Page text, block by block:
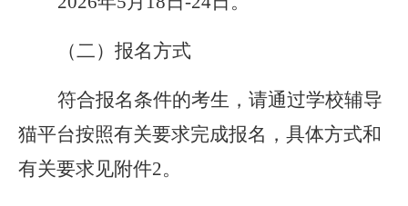
（二）报名方式
符合报名条件的考生，请通过学校辅导
猫平台按照有关要求完成报名，具体方式和
有关要求见附件2。